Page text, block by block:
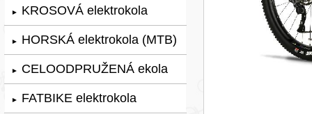
► KROSOVÁ elektrokola
► HORSKÁ elektrokola (MTB)
► CELOODPRUŽENÁ ekola
► FATBIKE elektrokola